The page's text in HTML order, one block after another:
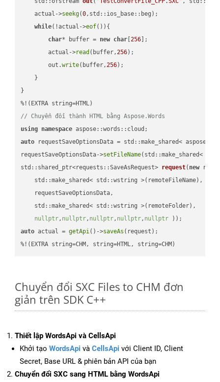
    actual->
seekg(0,std::ios_base::beg);
while(!actual->eof()){
char* buffer = new char [256 ];
        actual->
read (buffer,256);
        out.
write(buffer,256);
    }
}
// Chuyển đổi thành HTML bằng Aspose.Words
using namespace
auto requestSaveOptionsData = std::make_shared<
requestSaveOptionsData->setFileName(std::make_shared<
std::shared_ptr<requests::SaveAsRequest> request( new
    std::make_shared< std::wstring >(remoteFileName),
    requestSaveOptionsData,
    std::make_shared< std::wstring >(remoteFolder),
nullptr, nullptr, nullptr, nullptr, nullptr ))
auto actual = getApi()->saveAs (request);
%!(EXTRA string=CHM, string=HTML, string=CHM)
Chuyển đổi SXC Files to CHM đơn
giản trên SDK C++
Thiết lập WordsApi và CellsApi
Khởi tạo WordsApi và CellsApi với Client ID, Client
Secret, Base URL & phiên bản API của bạn
Chuyển đổi SXC sang HTML bằng WordsApi